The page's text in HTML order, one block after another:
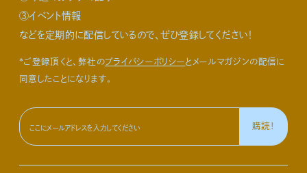
③イベント情報
などを定期的に配信しているので、ぜひ登録してください！
*ご登録頂くと、弊社のプライバシーポリシーとメールマガジンの配信に
同意したことになります。